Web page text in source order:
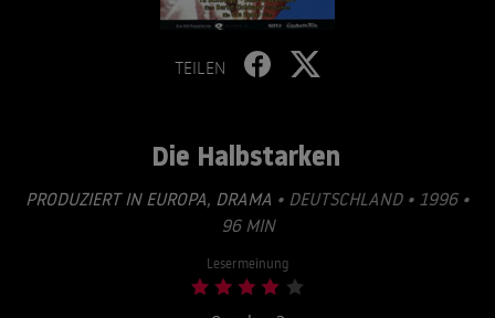
TEILEN
Die Halbstarken
PRODUZIERT IN EUROPA, DRAMA • DEUTSCHLAND • 1996 •
96 MIN
Lesermeinung